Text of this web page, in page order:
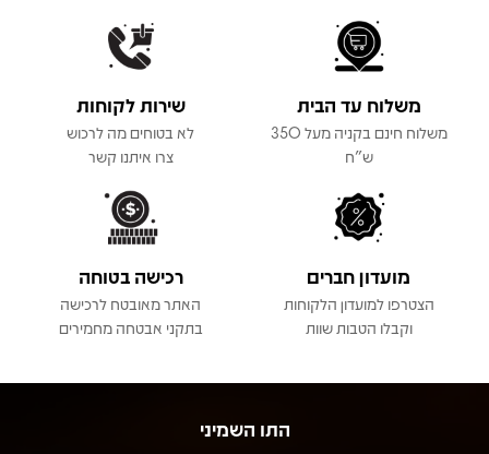
משלוח עד הבית
משלוח חינם בקניה מעל 350
ש"ח
שירות לקוחות
לא בטוחים מה לרכוש
צרו איתנו קשר
מועדון חברים
הצטרפו למועדון הלקוחות
וקבלו הטבות שוות
רכישה בטוחה
האתר מאובטח לרכישה
בתקני אבטחה מחמירים
התו השמיני